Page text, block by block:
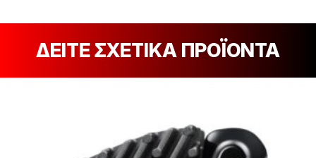
ΔΕΙΤΕ ΣΧΕΤΙΚΑ ΠΡΟΪΟΝΤΑ